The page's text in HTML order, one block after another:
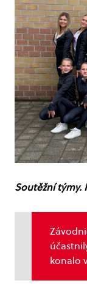
Soutěžní týmy.
konalo